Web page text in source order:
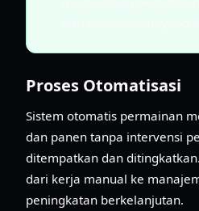
Proses Otomatisasi
Sistem otomatis permainan
dan panen tanpa intervensi
ditempatkan dan
dari kerja manual ke
peningkatan berkelanjutan.